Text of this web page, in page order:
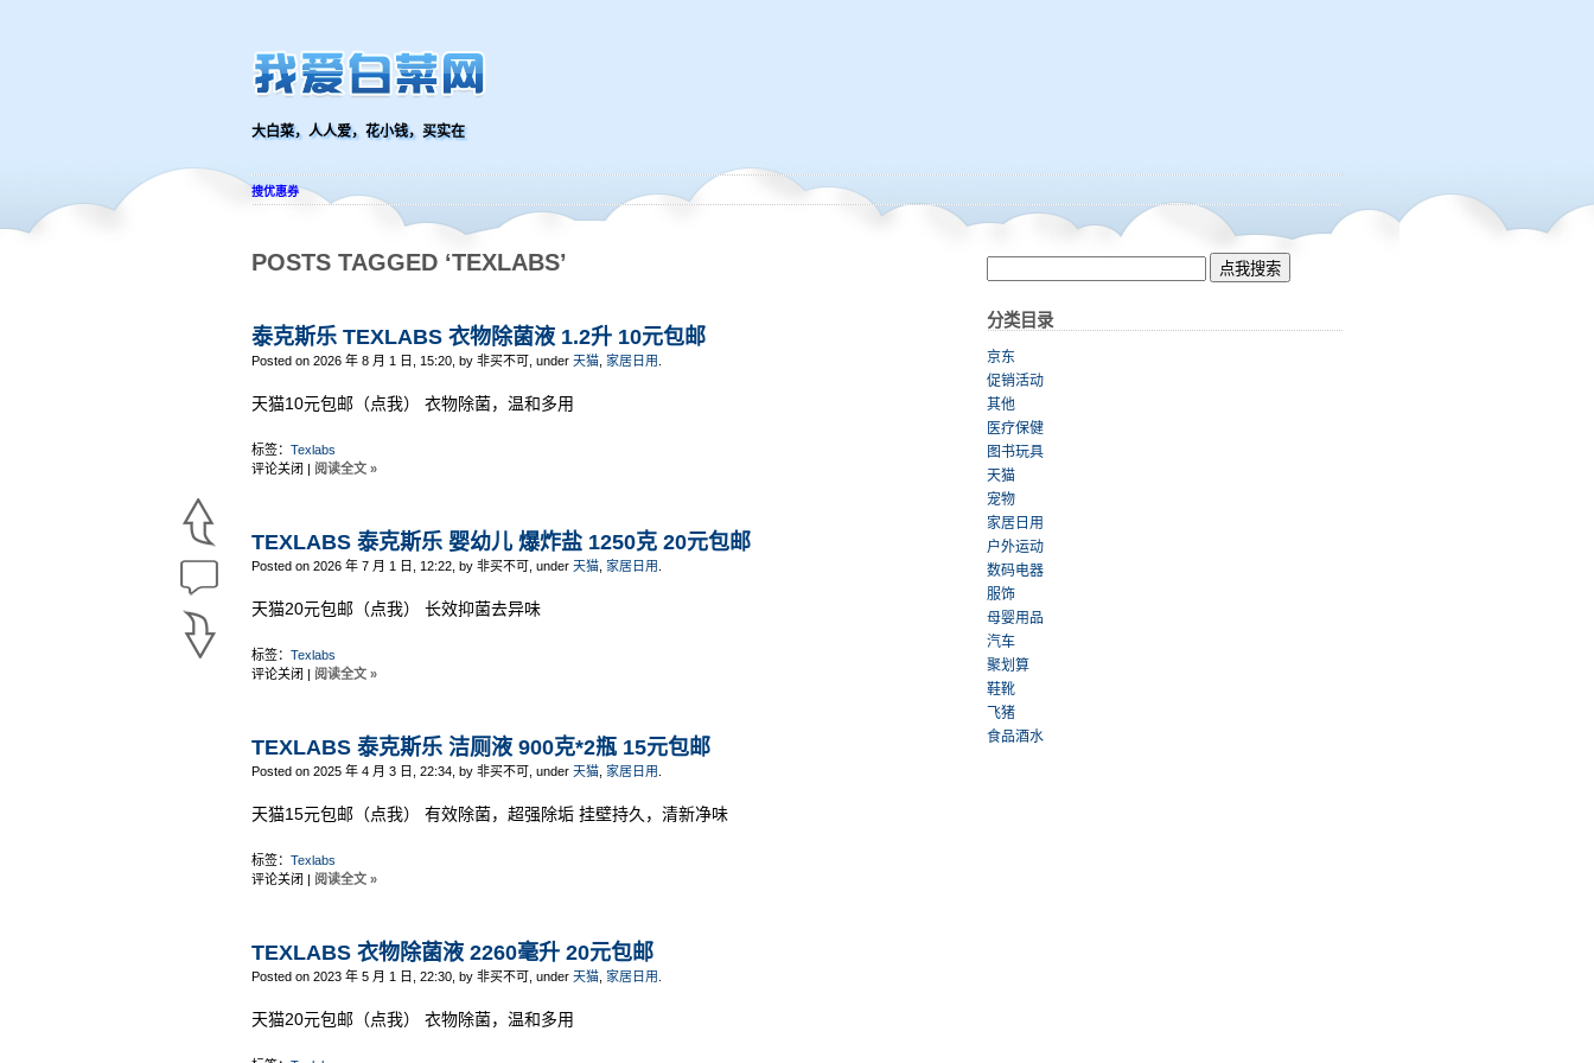
大白菜，人人爱，花小钱，买实在
搜优惠券
POSTS TAGGED ‘TEXLABS’
泰克斯乐 TEXLABS 衣物除菌液 1.2升 10元包邮
Posted on 2026 年 8 月 1 日, 15:20, by 非买不可, under 天猫 家居日用
天猫10元包邮（点我） 衣物除菌，温和多用
标签： Texlabs
评论关闭 | 阅读全文 »
TEXLABS 泰克斯乐 婴幼儿 爆炸盐 1250克 20元包邮
Posted on 2026 年 7 月 1 日, 12:22, by 非买不可, under 天猫 家居日用
天猫20元包邮（点我） 长效抑菌去异味
标签： Texlabs
评论关闭 | 阅读全文 »
TEXLABS 泰克斯乐 洁厕液 900克*2瓶 15元包邮
Posted on 2025 年 4 月 3 日, 22:34, by 非买不可, under 天猫 家居日用
天猫15元包邮（点我） 有效除菌，超强除垢 挂壁持久，清新净味
标签： Texlabs
评论关闭 | 阅读全文 »
TEXLABS 衣物除菌液 2260毫升 20元包邮
Posted on 2023 年 5 月 1 日, 22:30, by 非买不可, under 天猫 家居日用
天猫20元包邮（点我） 衣物除菌，温和多用
分类目录
京东
促销活动
其他
医疗保健
图书玩具
天猫
宠物
家居日用
户外运动
数码电器
服饰
母婴用品
汽车
聚划算
鞋靴
飞猪
食品酒水